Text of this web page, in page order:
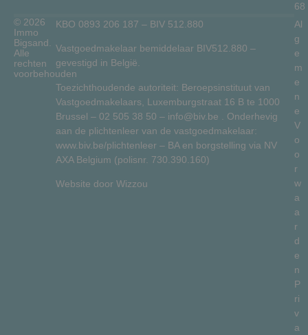
68
© 2026
Immo
Bigsand.
Alle
rechten
voorbehouden
KBO 0893 206 187 – BIV 512.880
Vastgoedmakelaar bemiddelaar BIV512.880 –
gevestigd in België.
Toezichthoudende autoriteit: Beroepsinstituut van
Vastgoedmakelaars, Luxemburgstraat 16 B te 1000
Brussel – 02 505 38 50 – info@biv.be . Onderhevig
aan de plichtenleer van de vastgoedmakelaar:
www.biv.be/plichtenleer – BA en borgstelling via NV
AXA Belgium (polisnr. 730.390.160)
Website door Wizzou
Al
g
e
m
e
n
e
V
o
o
r
w
a
a
r
d
e
n
P
ri
v
a